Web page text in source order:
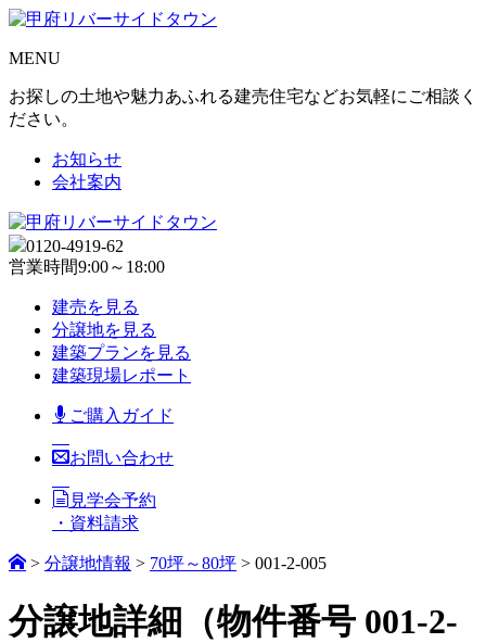
MENU
お探しの土地や魅力あふれる建売住宅などお気軽にご相談く
ださい。
お知らせ
会社案内
0120-4919-62
営業時間9:00～18:00
建売を見る
分譲地を見る
建築プランを見る
建築現場レポート
ご購入ガイド
お問い合わせ
見学会予約
・資料請求
> 分譲地情報 > 70坪～80坪 > 001-2-005
分譲地詳細
（物件番号 001-2-